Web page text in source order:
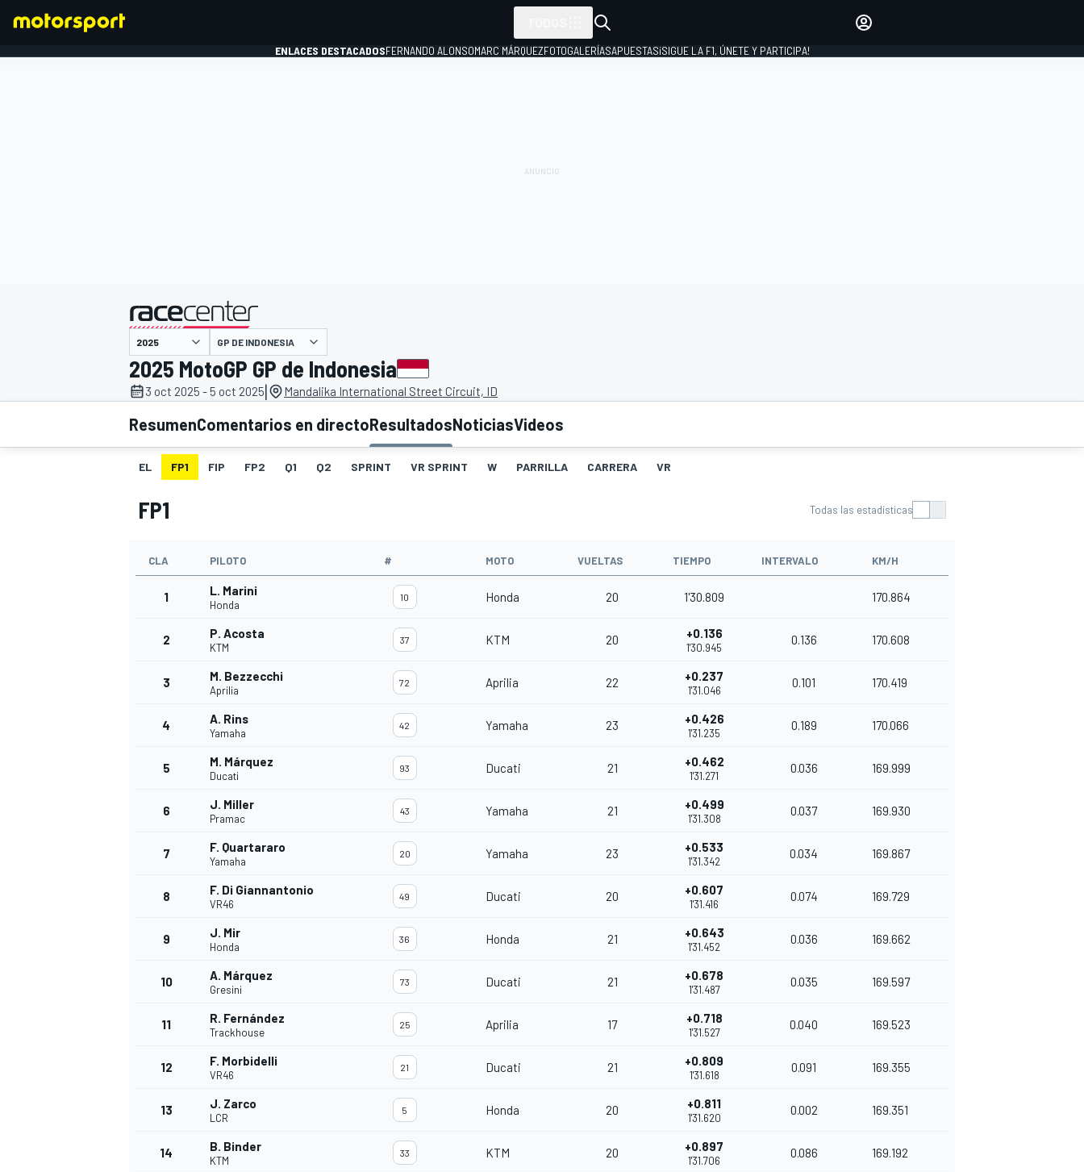
INDYCAR WRC
ENLACES DESTACADOSFERNANDO ALONSOMARC MÁRQUEZFOTOGALERÍASAPUESTAS¡SIGUE LA F1, ÚNETE Y PARTICIPA!
presentado por
GP DE INDONESIA
2025 MotoGP GP de Indonesia
3 oct 2025 - 5 oct 2025| Mandalika International Street Circuit, ID
ResumenComentarios en directoResultadosNoticiasVideos
EL FP1 FIP FP2 Q1 Q2 SPRINT VR SPRINT W PARRILLA CARRERA VR
FP1 Todas las estadísticas
CLA PILOTO # MOTO VUELTAS TIEMPO INTERVALO KM/H
1 L. Marini
Honda
10 Honda 20 1'30.809 170.864
2 P. Acosta
KTM
37 KTM 20 +0.136
1'30.945
0.136 170.608
3 M. Bezzecchi
Aprilia
72 Aprilia 22 +0.237
1'31.046
0.101 170.419
4 A. Rins
Yamaha
42 Yamaha 23 +0.426
1'31.235
0.189 170.066
5 M. Márquez
Ducati
93 Ducati 21 +0.462
1'31.271
0.036 169.999
6 J. Miller
Pramac
43 Yamaha 21 +0.499
1'31.308
0.037 169.930
7 F. Quartararo
Yamaha
20 Yamaha 23 +0.533
1'31.342
0.034 169.867
8 F. Di Giannantonio
VR46
49 Ducati 20 +0.607
1'31.416
0.074 169.729
9 J. Mir
Honda
36 Honda 21 +0.643
1'31.452
0.036 169.662
10 A. Márquez
Gresini
73 Ducati 21 +0.678
1'31.487
0.035 169.597
11 R. Fernández
Trackhouse
25 Aprilia 17 +0.718
1'31.527
0.040 169.523
12 F. Morbidelli
VR46
21 Ducati 21 +0.809
1'31.618
0.091 169.355
13 J. Zarco
LCR
5 Honda 20 +0.811
1'31.620
0.002 169.351
14 B. Binder
KTM
33 KTM 20 +0.897
1'31.706
0.086 169.192